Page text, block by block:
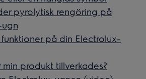
pyrolytisk rengöring på
på din Electrolux-
min produkt tillverkades?